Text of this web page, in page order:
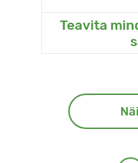
Teavita